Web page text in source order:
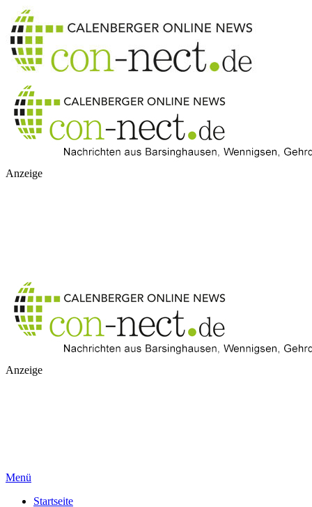
Anzeige
Anzeige
Menü
Startseite